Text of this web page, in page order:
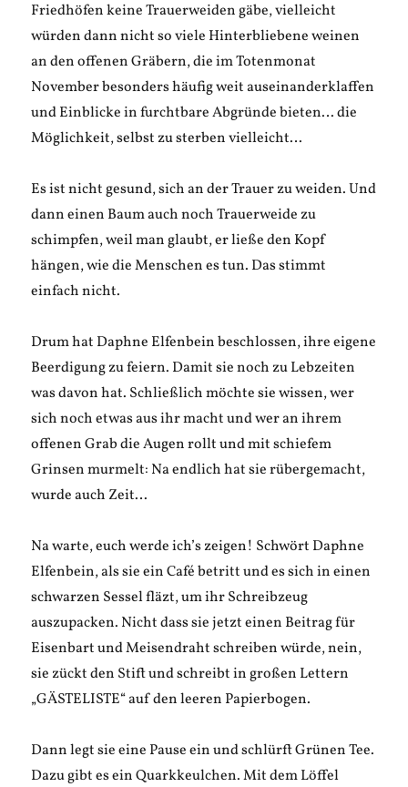
Friedhöfen keine Trauerweiden gäbe, vielleicht
würden dann nicht so viele Hinterbliebene weinen
an den offenen Gräbern, die im Totenmonat
November besonders häufig weit auseinanderklaffen
und Einblicke in furchtbare Abgründe bieten… die
Möglichkeit, selbst zu sterben vielleicht…
Es ist nicht gesund, sich an der Trauer zu weiden. Und
dann einen Baum auch noch Trauerweide zu
schimpfen, weil man glaubt, er ließe den Kopf
hängen, wie die Menschen es tun. Das stimmt
einfach nicht.
Drum hat Daphne Elfenbein beschlossen, ihre eigene
Beerdigung zu feiern. Damit sie noch zu Lebzeiten
was davon hat. Schließlich möchte sie wissen, wer
sich noch etwas aus ihr macht und wer an ihrem
offenen Grab die Augen rollt und mit schiefem
Grinsen murmelt: Na endlich hat sie rübergemacht,
wurde auch Zeit…
Na warte, euch werde ich’s zeigen! Schwört Daphne
Elfenbein, als sie ein Café betritt und es sich in einen
schwarzen Sessel fläzt, um ihr Schreibzeug
auszupacken. Nicht dass sie jetzt einen Beitrag für
Eisenbart und Meisendraht schreiben würde, nein,
sie zückt den Stift und schreibt in großen Lettern
„GÄSTELISTE“ auf den leeren Papierbogen.
Dann legt sie eine Pause ein und schlürft Grünen Tee.
Dazu gibt es ein Quarkkeulchen. Mit dem Löffel